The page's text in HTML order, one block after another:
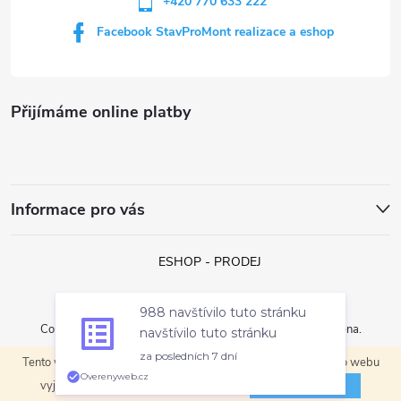
Tento web používá soubory cookie. Dalším procházením tohoto webu
vyjadřujete souhlas s jejich používáním.
s
Přijímáme online platby
Informace pro vás
Facebook StavProMont realizace a eshop
ESHOP - PRODEJ
Vytvořil Shoptet
Copyright 2026 StavProMont s.r.o.. Všechna práva vyhrazena.
988 navštívilo tuto stránku
navštívilo tuto stránku
za posledních 7 dní
Overenyweb.cz